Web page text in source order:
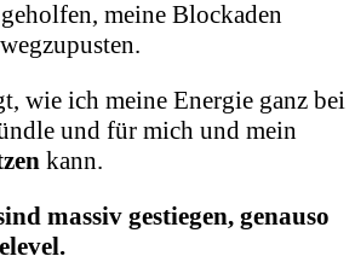
meine Blockaden
wie ich meine Energie ganz bei
und für mich und mein
kann.
massiv gestiegen, genauso